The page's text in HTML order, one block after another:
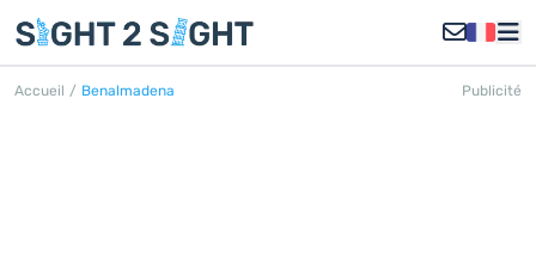
Accueil / Benalmadena Publicité